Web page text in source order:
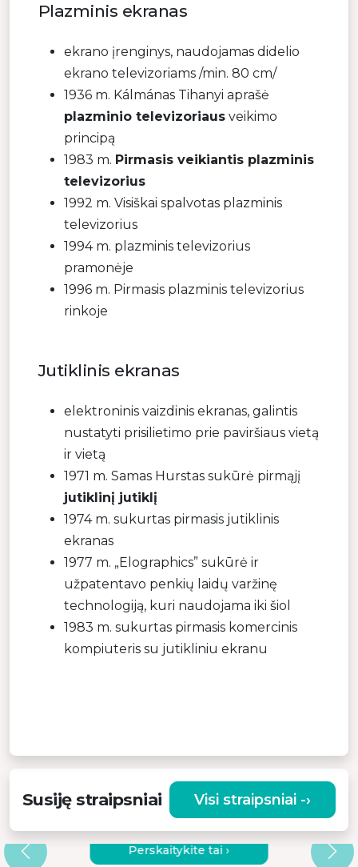
Plazminis ekranas
ekrano įrenginys, naudojamas didelio
ekrano televizoriams /min. 80 cm/
1936 m. Kálmánas Tihanyi aprašė
plazminio televizoriaus veikimo
principą
1983 m. Pirmasis veikiantis plazminis
televizorius
1992 m. Visiškai spalvotas plazminis
televizorius
1994 m. plazminis televizorius
pramonėje
1996 m. Pirmasis plazminis televizorius
rinkoje
Jutiklinis ekranas
elektroninis vaizdinis ekranas, galintis
nustatyti prisilietimo prie paviršiaus vietą
ir vietą
1971 m. Samas Hurstas sukūrė pirmąjį
jutiklinį jutiklį
1974 m. sukurtas pirmasis jutiklinis
ekranas
1977 m. „Elographics” sukūrė ir
užpatentavo penkių laidų varžinę
technologiją, kuri naudojama iki šiol
1983 m. sukurtas pirmasis komercinis
kompiuteris su jutikliniu ekranu
Susiję straipsniai Visi straipsniai -›
KODĖL VERTA RINKTIS KOKYBIŠKĄ
VIBRACINĮ MASAŽUOKLĮ?
Perskaitykite tai ›